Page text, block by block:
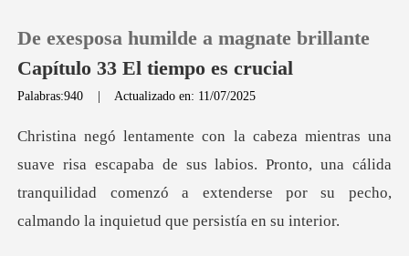
0
Recargar
De exesposa humilde a magnate brillante
Capítulo 33 El tiempo es crucial
Palabras:940 | Actualizado en: 11/07/2025
aba de sus labios. Pronto, una cálida
tranquilidad comenzó a extender